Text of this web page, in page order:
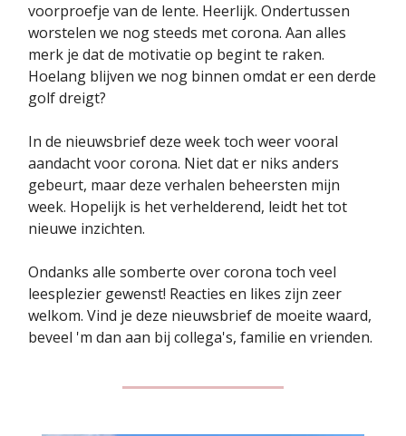
voorproefje van de lente. Heerlijk. Ondertussen
worstelen we nog steeds met corona. Aan alles
merk je dat de motivatie op begint te raken.
Hoelang blijven we nog binnen omdat er een derde
golf dreigt?
In de nieuwsbrief deze week toch weer vooral
aandacht voor corona. Niet dat er niks anders
gebeurt, maar deze verhalen beheersten mijn
week. Hopelijk is het verhelderend, leidt het tot
nieuwe inzichten.
Ondanks alle somberte over corona toch veel
leesplezier gewenst! Reacties en likes zijn zeer
welkom. Vind je deze nieuwsbrief de moeite waard,
beveel 'm dan aan bij collega's, familie en vrienden.